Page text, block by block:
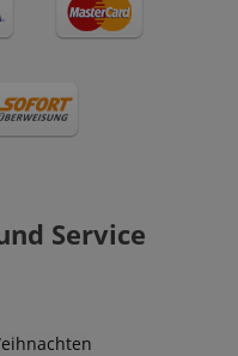
Service